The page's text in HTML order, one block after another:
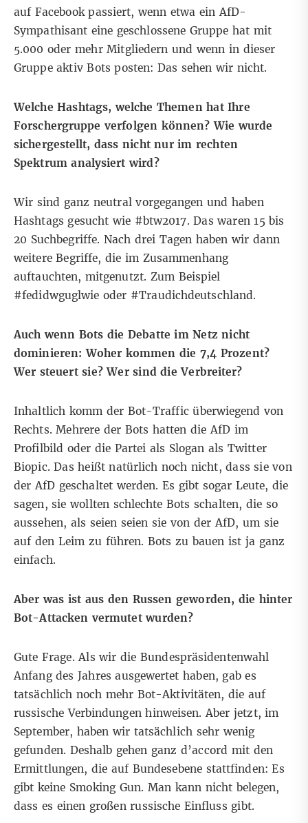
auf Facebook passiert, wenn etwa ein AfD-
Sympathisant eine geschlossene Gruppe hat mit
5.000 oder mehr Mitgliedern und wenn in dieser
Gruppe aktiv Bots posten: Das sehen wir nicht.
Welche Hashtags, welche Themen hat Ihre
Forschergruppe verfolgen können? Wie wurde
sichergestellt, dass nicht nur im rechten
Spektrum analysiert wird?
Wir sind ganz neutral vorgegangen und haben
Hashtags gesucht wie #btw2017. Das waren 15 bis
20 Suchbegriffe. Nach drei Tagen haben wir dann
weitere Begriffe, die im Zusammenhang
auftauchten, mitgenutzt. Zum Beispiel
#fedidwguglwie oder #Traudichdeutschland.
Auch wenn Bots die Debatte im Netz nicht
dominieren: Woher kommen die 7,4 Prozent?
Wer steuert sie? Wer sind die Verbreiter?
Inhaltlich komm der Bot-Traffic überwiegend von
Rechts. Mehrere der Bots hatten die AfD im
Profilbild oder die Partei als Slogan als Twitter
Biopic. Das heißt natürlich noch nicht, dass sie von
der AfD geschaltet werden. Es gibt sogar Leute, die
sagen, sie wollten schlechte Bots schalten, die so
aussehen, als seien seien sie von der AfD, um sie
auf den Leim zu führen. Bots zu bauen ist ja ganz
einfach.
Aber was ist aus den Russen geworden, die hinter
Bot-Attacken vermutet wurden?
Gute Frage. Als wir die Bundespräsidentenwahl
Anfang des Jahres ausgewertet haben, gab es
tatsächlich noch mehr Bot-Aktivitäten, die auf
russische Verbindungen hinweisen. Aber jetzt, im
September, haben wir tatsächlich sehr wenig
gefunden. Deshalb gehen ganz d’accord mit den
Ermittlungen, die auf Bundesebene stattfinden: Es
gibt keine Smoking Gun. Man kann nicht belegen,
dass es einen großen russische Einfluss gibt.